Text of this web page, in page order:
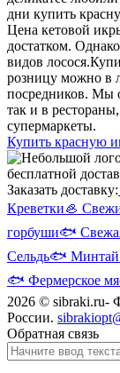
дни купить
Цена кетовой
достатком.
видов лосося.
розницу можно в
посредников. Мы
так и в
супермаркеты.
Купить красную
Заказать доставку:
Креветки🦪
горбуши🐟
Сельдь🐟 Минтай
🐟 Фермерское
2026 © sibraki.ru-
России.
Обратная связь